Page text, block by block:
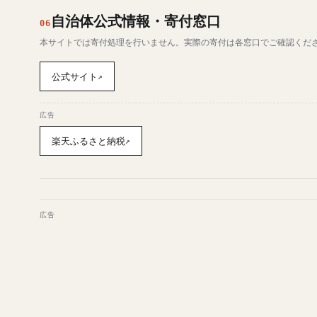
06 自治体公式情報・寄付窓口
本サイトでは寄付処理を行いません。実際の寄付は各窓口でご確認くだ
公式サイト ↗
広告
楽天ふるさと納税↗
広告